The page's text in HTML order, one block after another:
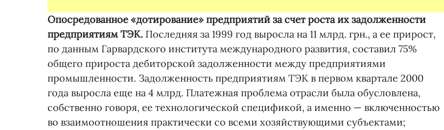
Опосредованное «дотирование» предприятий за счет роста их задолженности
предприятиям ТЭК. Последняя за 1999 год выросла на 11 млрд. грн., а ее прирост,
по данным Гарвардского института международного развития, составил 75%
общего прироста дебиторской задолженности между предприятиями
промышленности. Задолженность предприятиям ТЭК в первом квартале 2000
года выросла еще на 4 млрд. Платежная проблема отрасли была обусловлена,
собственно говоря, ее технологической спецификой, а именно — включенностью
во взаимоотношения практически со всеми хозяйствующими субъектами;